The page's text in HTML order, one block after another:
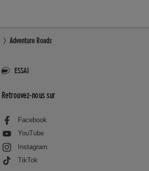
Adventure Roads
ESSAI
Retrouvez-nous sur
Facebook
YouTube
Instagram
TikTok